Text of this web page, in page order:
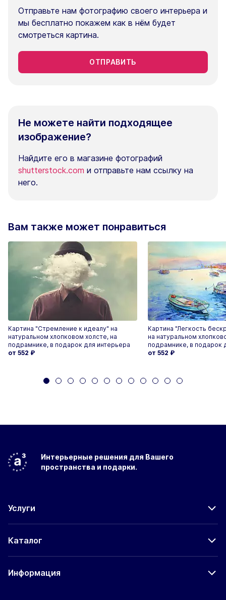
Отправьте нам фотографию своего интерьера и
мы бесплатно покажем как в нём будет
смотреться картина.
ОТПРАВИТЬ
Не можете найти подходящее
изображение?
Найдите его в магазине фотографий
shutterstock.com и отправьте нам ссылку на
него.
Вам также может понравиться
Картина "Стремление к идеалу" на
натуральном хлопковом холсте, на
подрамнике, в подарок для интерьера
от 552 ₽
Картина "Легкость
на натуральном
подрамнике, в подарок
от 552 ₽
Интерьерные решения для Вашего
пространства и подарки.
Услуги
Каталог
Информация